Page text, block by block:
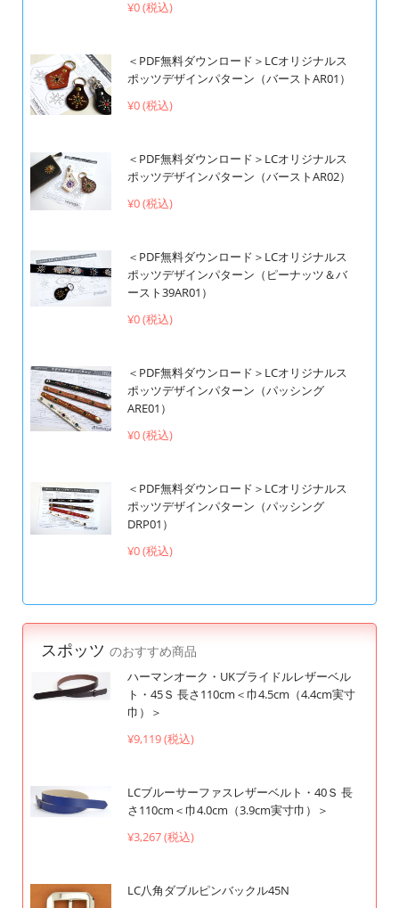
¥0 (税込)
＜PDF無料ダウンロード＞LCオリジナルス
ポッツデザインパターン（バーストAR01）
¥0 (税込)
＜PDF無料ダウンロード＞LCオリジナルス
ポッツデザインパターン（バーストAR02）
¥0 (税込)
＜PDF無料ダウンロード＞LCオリジナルス
ポッツデザインパターン（ピーナッツ＆バ
ースト39AR01）
¥0 (税込)
＜PDF無料ダウンロード＞LCオリジナルス
ポッツデザインパターン（パッシング
ARE01）
¥0 (税込)
＜PDF無料ダウンロード＞LCオリジナルス
ポッツデザインパターン（パッシング
DRP01）
¥0 (税込)
スポッツ のおすすめ商品
ハーマンオーク・UKブライドルレザーベル
ト・45Ｓ 長さ110cm＜巾4.5cm（4.4cm実寸
巾）＞
¥9,119 (税込)
LCブルーサーファスレザーベルト・40Ｓ 長
さ110cm＜巾4.0cm（3.9cm実寸巾）＞
¥3,267 (税込)
LC八角ダブルピンバックル45N